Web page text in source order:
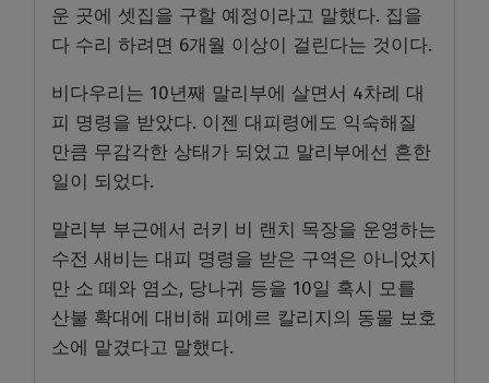
운 곳에 셋집을 구할 예정이라고 말했다. 집을
다 수리 하려면 6개월 이상이 걸린다는 것이다.
비다우리는 10년째 말리부에 살면서 4차례 대
피 명령을 받았다. 이젠 대피령에도 익숙해질
만큼 무감각한 상태가 되었고 말리부에선 흔한
일이 되었다.
말리부 부근에서 러키 비 랜치 목장을 운영하는
수전 새비는 대피 명령을 받은 구역은 아니었지
만 소 떼와 염소, 당나귀 등을 10일 혹시 모를
산불 확대에 대비해 피에르 칼리지의 동물 보호
소에 맡겼다고 말했다.